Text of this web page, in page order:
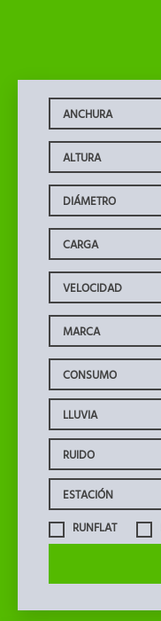
RUNFLAT